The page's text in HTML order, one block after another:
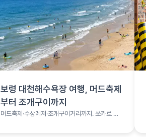
보령 대천해수욕장 여행, 머드축제
부터 조개구이까지
머드축제·수상레저·조개구이거리까지. 쏘카로 떠